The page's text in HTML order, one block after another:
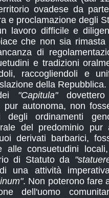
ovadese da
e proclamazione degli
lavoro difficile e
che non sia
di
e tradizioni
raccogliendoli e
della Repubblica.
"Capitula"dovettero
pur autonoma, non
degli ordinamenti
del predominio
derivati barbarici,
alle consuetudini
di Statuto da
una attività
. Non poterono fare
dell'uomo